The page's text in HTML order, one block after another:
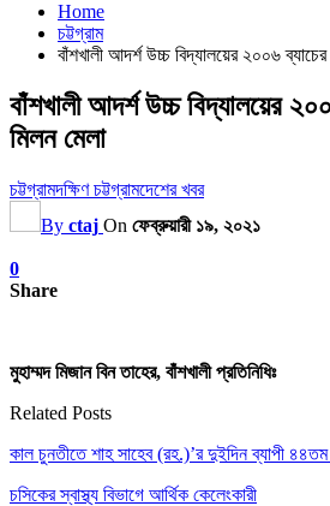
Home
চট্টগ্রাম
বাঁশখালী আদর্শ উচ্চ বিদ্যালয়ের ২০০৬ ব্যাচের
বাঁশখালী আদর্শ উচ্চ বিদ্যালয়ের
মিলন মেলা
চট্টগ্রামদক্ষিণ চট্টগ্রামদেশের খবর
By ctaj On ফেব্রুয়ারী ১৯, ২০২১
0
Share
মুহাম্মদ মিজান বিন তাহের, বাঁশখালী প্রতিনিধিঃ
Related Posts
কাল চুনতীতে শাহ সাহেব (রহ.)’র দুইদিন ব্যাপী
চসিকের স্বাস্থ্য বিভাগে আর্থিক কেলেংকারী